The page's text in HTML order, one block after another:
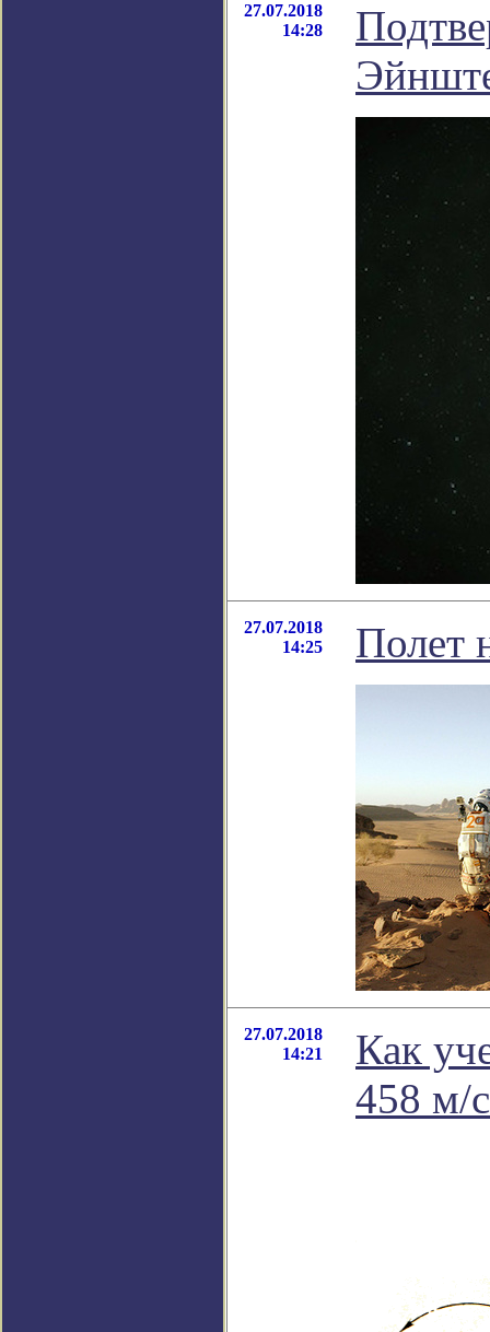
27.07.2018
14:28
27.07.2018
14:25
Полет
27.07.2018
14:21
Как
458 м/с